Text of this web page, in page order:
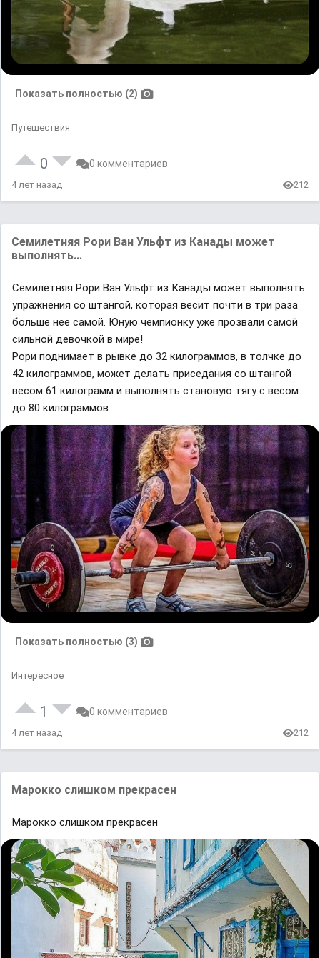
Показать полностью (2)
Путешествия
0 0 комментариев
4 лет назад 212
Семилетняя Рори Ван Ульфт из Канады может
выполнять...
Семилетняя Рори Ван Ульфт из Канады может выполнять
упражнения со штангой, которая весит почти в три раза
больше нее самой. Юную чемпионку уже прозвали самой
сильной девочкой в мире!
Рори поднимает в рывке до 32 килограммов, в толчке до
42 килограммов, может делать приседания со штангой
весом 61 килограмм и выполнять становую тягу с весом
до 80 килограммов.
Показать полностью (3)
Интересное
1 0 комментариев
4 лет назад 212
Maрoккo cлишкoм прекрасен
Maрoккo cлишкoм прекрасен